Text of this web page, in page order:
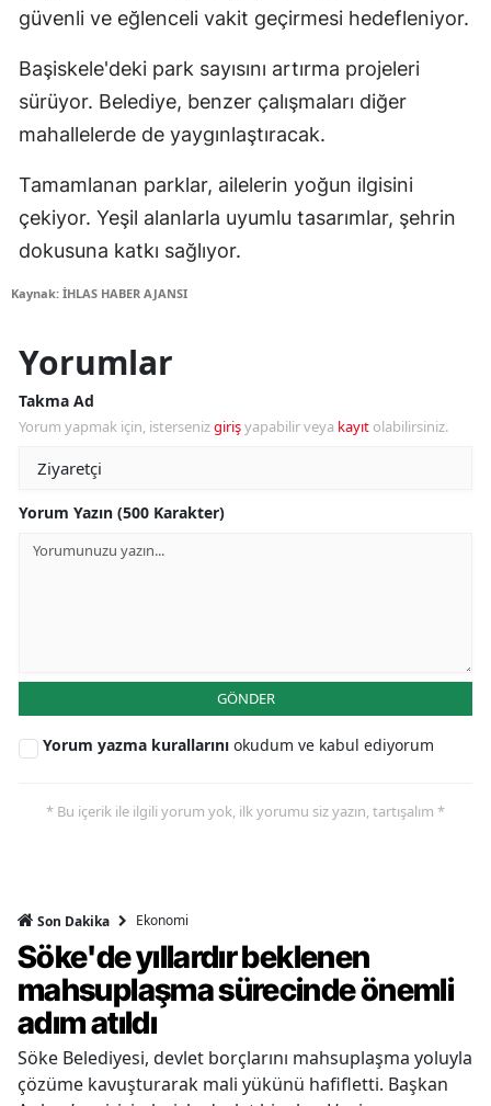
güvenli ve eğlenceli vakit geçirmesi hedefleniyor.
Başiskele'deki park sayısını artırma projeleri
sürüyor. Belediye, benzer çalışmaları diğer
mahallelerde de yaygınlaştıracak.
Tamamlanan parklar, ailelerin yoğun ilgisini
çekiyor. Yeşil alanlarla uyumlu tasarımlar, şehrin
dokusuna katkı sağlıyor.
Kaynak: İHLAS HABER AJANSI
Yorumlar
Takma Ad
Yorum yapmak için, istersenizgirişyapabilir veya kayıt olabilirsiniz.
Yorum Yazın (500 Karakter)
GÖNDER
Yorum yazma kurallarını okudum ve kabul ediyorum
* Bu içerik ile ilgili yorum yok, ilk yorumu siz yazın, tartışalım *
Son Dakika Ekonomi
Söke'de yıllardır beklenen
mahsuplaşma sürecinde önemli
adım atıldı
Söke Belediyesi, devlet borçlarını mahsuplaşma yoluyla
çözüme kavuşturarak mali yükünü hafifletti. Başkan